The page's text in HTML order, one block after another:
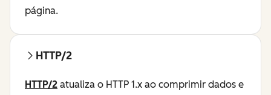
página.
HTTP/2
HTTP/2 atualiza o HTTP 1.x ao comprimir dados e